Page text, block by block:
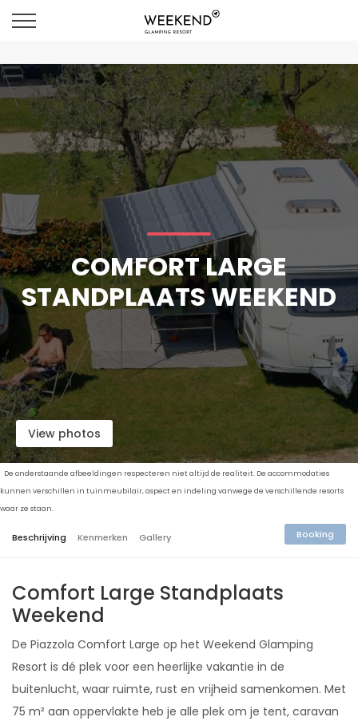
COMFORT LARGE
STANDPLAATS WEEKEND
View photos
De onderstaande afbeeldingen respecteren niet altijd de realiteit. De accommodaties
kunnen verschillen in tuinmeubilair, aspect en indeling vanwege de verschillende resorts
waar ze staan.
Beschrijving Kenmerken Gallery Booking
Comfort Large Standplaats
Weekend
De Piazzola Comfort Large op het Weekend Glamping
Resort is dé plek voor een heerlijke vakantie in de
buitenlucht, waar ruimte, rust en vrijheid samenkomen. Met
75 m² aan oppervlakte heb je alle plek om je tent, caravan